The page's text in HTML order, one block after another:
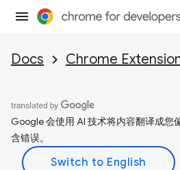
Docs Chrome
Google 会使用 AI 技术将内容翻译成您
含错误。